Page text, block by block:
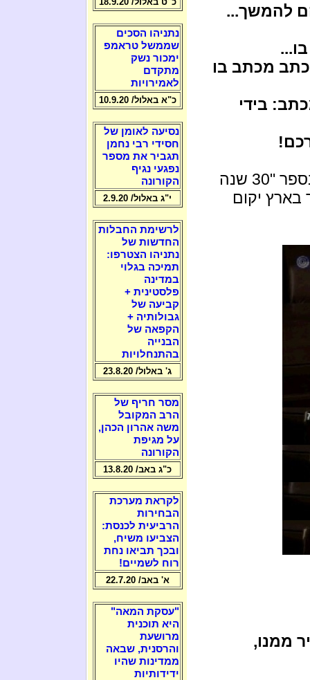
להמשך...
כתב מכתב בו
בידי
(מופיע בספר "30 שנה
בארץ יקום
ממנו,
נתניהו הסכים
שממשל טראמפ
ימכור נשק
מתקדם
לאמירויות
כ"א באלול/ 10.9.20
נסיעה לאומן של
חסידי רבי נחמן
תגביר את מספר
נפגעי נגיף
הקורונה
י"ג באלול/ 2.9.20
לרשימת החבלות
החדשות של
נתניהו הצטרפו:
תמיכה בגלוי
במדינה
פלסטינית +
קביעה של
גבולותיה +
הקפאה של
הבנייה
בהתנחלויות
ג' באלול/ 23.8.20
מסר חריף של
הרב המקובל
משה אהרון הכהן,
על מגיפת
הקורונה
כ"ג באב/ 13.8.20
לקראת מערכת
הבחירות
הרביעית לכנסת:
הצביעו משיח,
ובכך תביאו נחת
רוח לשמיים!
א' באב/ 22.7.20
"עסקת המאה"
היא תוכנית
מרושעת
והרסנית, שבאה
ממדינות שהיו
ידידותיות